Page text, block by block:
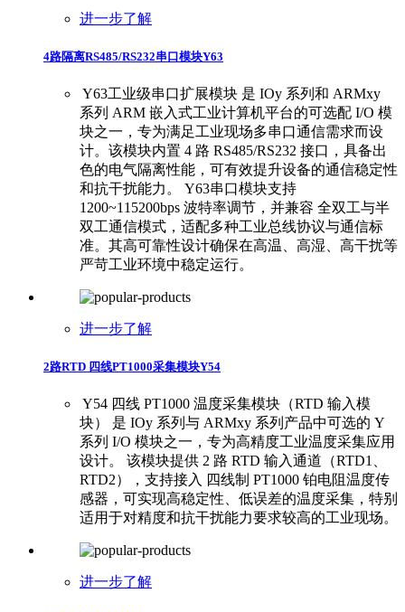
进一步了解
4路隔离RS485/RS232串口模块Y63
​ ​Y63工业级串口扩展模块 是 IOy 系列和 ARMxy
系列 ARM 嵌入式工业计算机平台的可选配 I/O 模
块之一，专为满足工业现场多串口通信需求而设
计。该模块内置 4 路 RS485/RS232 接口，具备出
色的电气隔离性能，可有效提升设备的通信稳定性
和抗干扰能力。 ​ ​Y63串口模块支持
1200~115200bps 波特率调节，并兼容 全双工与半
双工通信模式，适配多种工业总线协议与通信标
准。其高可靠性设计确保在高温、高湿、高干扰等
严苛工业环境中稳定运行。
进一步了解
2路RTD 四线PT1000采集模块Y54
​ ​Y54 四线 PT1000 温度采集模块（RTD 输入模
块） 是 IOy 系列与 ARMxy 系列产品中可选的 Y
系列 I/O 模块之一，专为高精度工业温度采集应用
设计。 ​ ​该模块提供 2 路 RTD 输入通道（RTD1、
RTD2），支持接入 四线制 PT1000 铂电阻温度传
感器，可实现高稳定性、低误差的温度采集，特别
适用于对精度和抗干扰能力要求较高的工业现场。
进一步了解